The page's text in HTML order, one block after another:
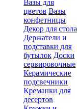
Вазы для
цветов Вазы
конфетницы
Декор для стола
Держатели и
подставки для
бутылок Доски
сервировочные
Керамические
подсвечники
Креманки для
десертов